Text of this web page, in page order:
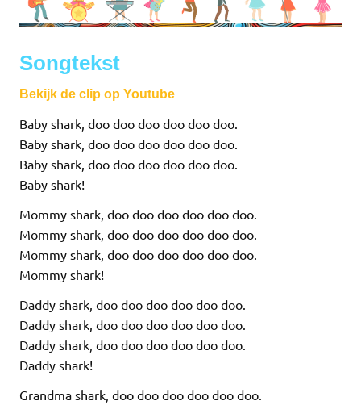
Songtekst
Bekijk de clip op Youtube
Baby shark, doo doo doo doo doo doo.
Baby shark, doo doo doo doo doo doo.
Baby shark, doo doo doo doo doo doo.
Baby shark!
Mommy shark, doo doo doo doo doo doo.
Mommy shark, doo doo doo doo doo doo.
Mommy shark, doo doo doo doo doo doo.
Mommy shark!
Daddy shark, doo doo doo doo doo doo.
Daddy shark, doo doo doo doo doo doo.
Daddy shark, doo doo doo doo doo doo.
Daddy shark!
Grandma shark, doo doo doo doo doo doo.